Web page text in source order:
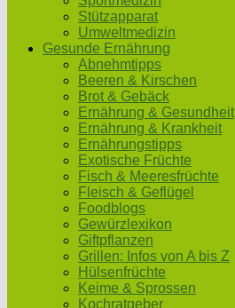
Stützapparat
Umweltmedizin
Gesunde Ernährung
Abnehmtipps
Beeren & Kirschen
Brot & Gebäck
Ernährung & Gesundheit
Ernährung & Krankheit
Ernährungstipps
Exotische Früchte
Fisch & Meeresfrüchte
Fleisch & Geflügel
Foodblogs
Gewürzlexikon
Giftpflanzen
Grillen: Infos von A bis Z
Hülsenfrüchte
Keime & Sprossen
Kochratgeber